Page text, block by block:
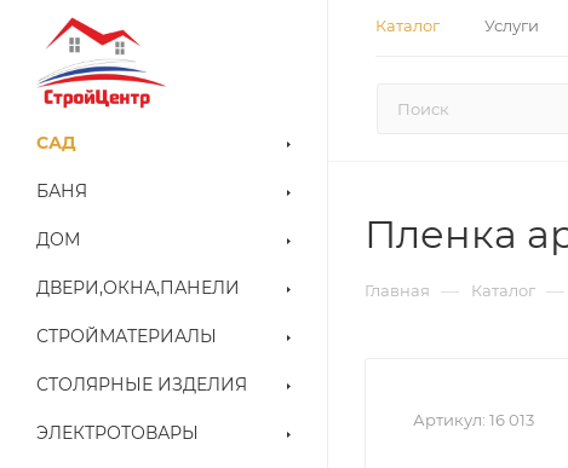
Каталог Услуги
САД
БАНЯ
ДОМ
ДВЕРИ,ОКНА,ПАНЕЛИ
СТРОЙМАТЕРИАЛЫ
СТОЛЯРНЫЕ ИЗДЕЛИЯ
ЭЛЕКТРОТОВАРЫ
Пленка
Главная — Каталог —
Артикул: 16 013